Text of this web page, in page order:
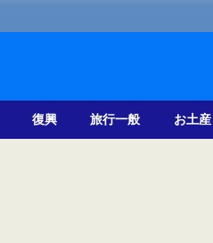
復興 旅行一般 お土